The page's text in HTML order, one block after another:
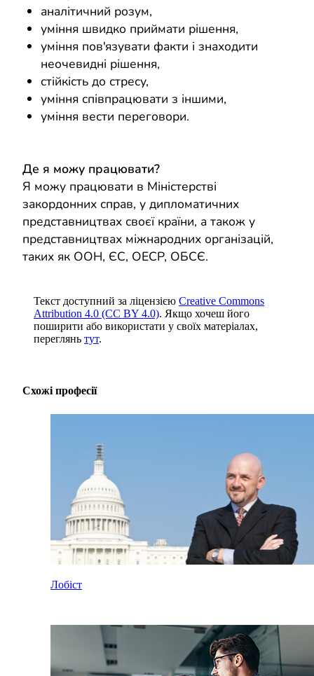
аналітичний розум,
уміння швидко приймати рішення,
уміння пов'язувати факти і знаходити
неочевидні рішення,
стійкість до стресу,
уміння співпрацювати з іншими,
уміння вести переговори.
Де я можу працювати?
Я можу працювати в Міністерстві
закордонних справ, у дипломатичних
представництвах своєї країни, а також у
представництвах міжнародних організацій,
таких як ООН, ЄС, ОЕСР, ОБСЄ.
Текст доступний за ліцензією Creative Commons
Attribution 4.0 (CC BY 4.0). Якщо хочеш його
поширити або використати у своїх матеріалах,
переглянь тут.
Схожі професії
Лобіст